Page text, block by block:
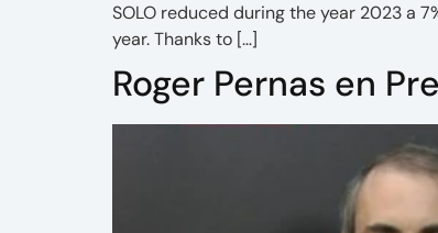
SOLO reduced during the year 2023 a
year. Thanks to […]
Roger Pernas en